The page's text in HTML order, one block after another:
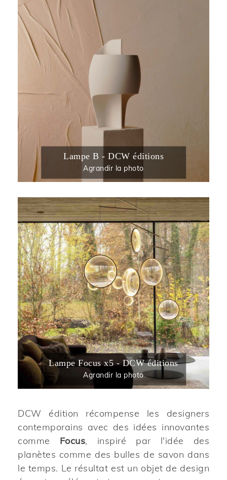
Lampe B - DCW éditions
Agrandir la photo
Lampe Focus x5 - DCW éditions
Agrandir la photo
DCW édition récompense les designers
contemporains avec des idées innovantes
comme Focus, inspiré par l'idée des
planètes comme des bulles de savon dans
le temps. Le résultat est un objet de design